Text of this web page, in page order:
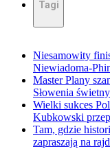
Tagi
Niesamowity
Niewiadoma-
Master Plany
Słowenia
Wielki sukces
Kubkowski
Tam, gdzie
zapraszają na